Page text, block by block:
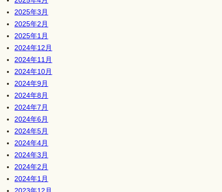
2025年3月
2025年2月
2025年1月
2024年12月
2024年11月
2024年10月
2024年9月
2024年8月
2024年7月
2024年6月
2024年5月
2024年4月
2024年3月
2024年2月
2024年1月